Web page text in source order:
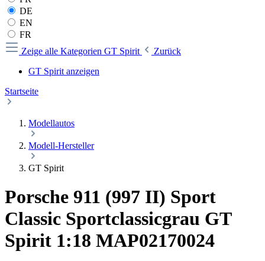
DE
EN
FR
Zeige alle Kategorien GT Spirit
Zurück
GT Spirit anzeigen
Startseite
Modellautos
Modell-Hersteller
GT Spirit
Porsche 911 (997 II) Sport
Classic Sportclassicgrau GT
Spirit 1:18 MAP02170024